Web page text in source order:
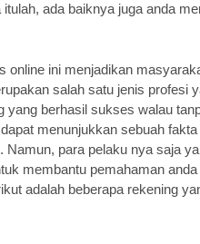
ada baiknya juga anda
online ini menjadikan
salah satu jenis profesi
yang berhasil sukses walau
menunjukkan sebuah
para pelaku nya saja
membantu pemahaman
adalah beberapa rekening